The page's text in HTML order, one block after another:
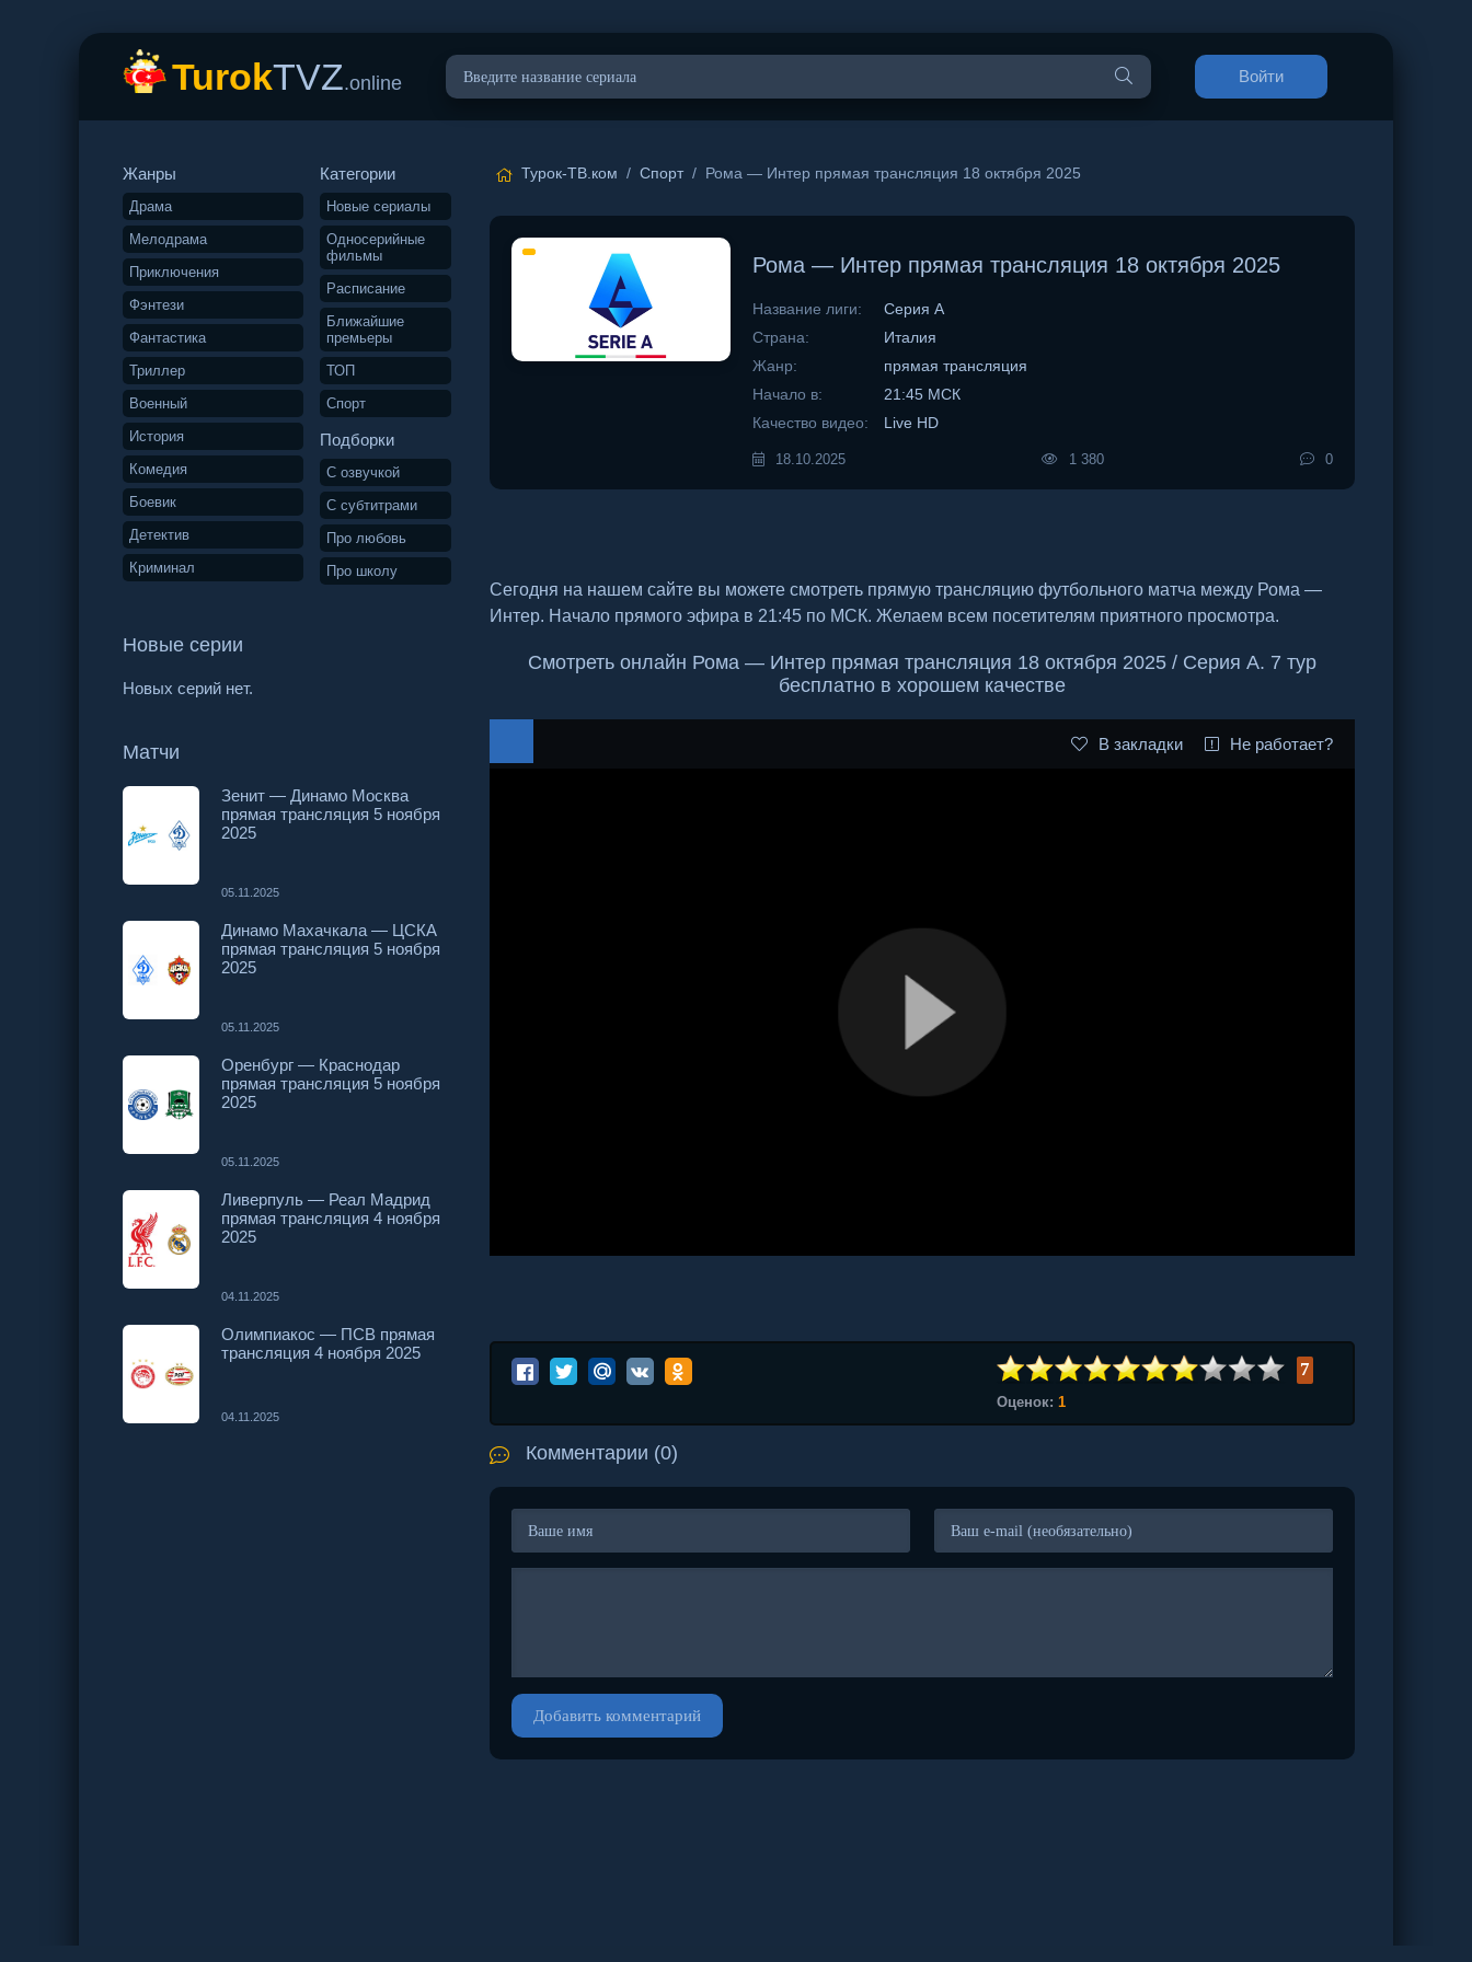
TurokTVZ.online Войти
Жанры
Драма
Мелодрама
Приключения
Фэнтези
Фантастика
Триллер
Военный
История
Комедия
Боевик
Детектив
Криминал
Категории
Новые сериалы
Односерийные
фильмы
Расписание
Ближайшие
премьеры
ТОП
Спорт
Подборки
С озвучкой
С субтитрами
Про любовь
Про школу
Новые серии
Новых серий нет.
Матчи
Зенит — Динамо Москва
прямая трансляция 5 ноября
2025
05.11.2025
Динамо Махачкала — ЦСКА
прямая трансляция 5 ноября
2025
05.11.2025
Оренбург — Краснодар
прямая трансляция 5 ноября
2025
05.11.2025
Ливерпуль — Реал Мадрид
прямая трансляция 4 ноября
2025
04.11.2025
Олимпиакос — ПСВ прямая
трансляция 4 ноября 2025
04.11.2025
Турок-ТВ.ком / Спорт/ Рома — Интер прямая трансляция 18 октября 2025
Рома — Интер прямая трансляция 18 октября 2025
Название лиги:
Серия А
Страна:
Италия
Жанр:
прямая трансляция
Начало в:
21:45 МСК
Качество видео:
Live HD
18.10.2025 1 380 0
Сегодня на нашем сайте вы можете смотреть прямую трансляцию футбольного матча между Рома —
Интер. Начало прямого эфира в 21:45 по МСК. Желаем всем посетителям приятного просмотра.
Смотреть онлайн Рома — Интер прямая трансляция 18 октября 2025 / Серия А. 7 тур
бесплатно в хорошем качестве
В закладки Не работает?
7
Оценок: 1
Комментарии (0)
Добавить комментарий